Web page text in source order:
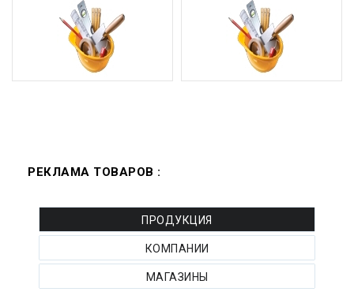
РЕКЛАМА ТОВАРОВ :
ПРОДУКЦИЯ
КОМПАНИИ
МАГАЗИНЫ